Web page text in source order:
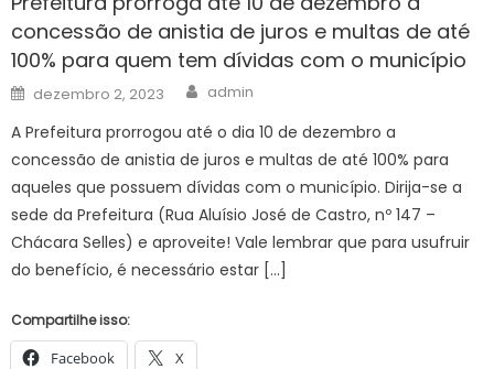
concessão de anistia de juros e multas de até
100% para quem tem dívidas com o município
Posted
on
dezembro 2, 2023 Author
admin
A Prefeitura prorrogou até o dia 10 de dezembro a
concessão de anistia de juros e multas de até 100% para
aqueles que possuem dívidas com o município. Dirija-se a
sede da Prefeitura (Rua Aluísio José de Castro, nº 147 –
Chácara Selles) e aproveite! Vale lembrar que para usufruir
do benefício, é necessário estar […]
Compartilhe isso:
Facebook X